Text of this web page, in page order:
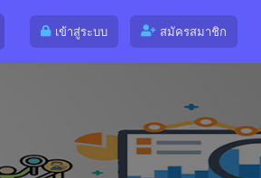
เข้าสู่ระบบ สมัครสมาชิก